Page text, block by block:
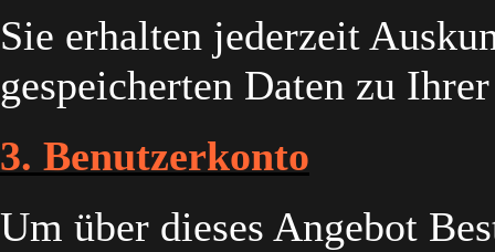
Sie erhalten jederzeit
gespeicherten Daten zu
3. Benutzerkonto
Um über dieses Angebot